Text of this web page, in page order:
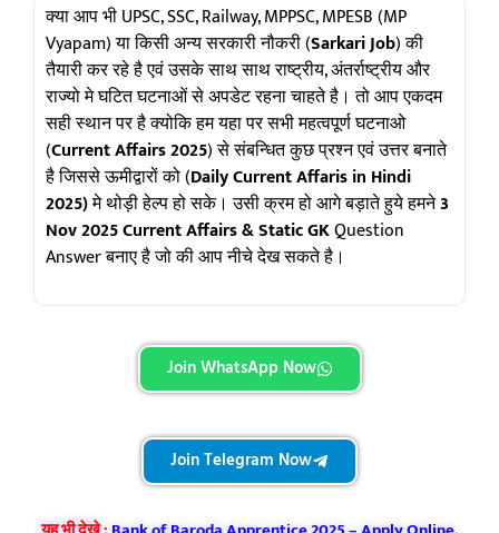
क्या आप भी UPSC, SSC, Railway, MPPSC, MPESB (MP
Vyapam) या किसी अन्य सरकारी नौकरी (Sarkari Job) की
तैयारी कर रहे है एवं उसके साथ साथ राष्ट्रीय, अंतर्राष्ट्रीय और
राज्यो मे घटित घटनाओं से अपडेट रहना चाहते है। तो आप एकदम
सही स्थान पर है क्योकि हम यहा पर सभी महत्वपूर्ण घटनाओ
(Current Affairs 2025) से संबन्धित कुछ प्रश्न एवं उत्तर बनाते
है जिससे ऊमीद्वारों को (Daily Current Affaris in Hindi
2025)मे थोड़ी हेल्प हो सके। उसी क्रम हो आगे बड़ाते हुये हमने3
Nov 2025 Current Affairs & Static GKQuestion
Answer बनाए है जो की आप नीचे देख सकते है।
Join WhatsApp Now
Join Telegram Now